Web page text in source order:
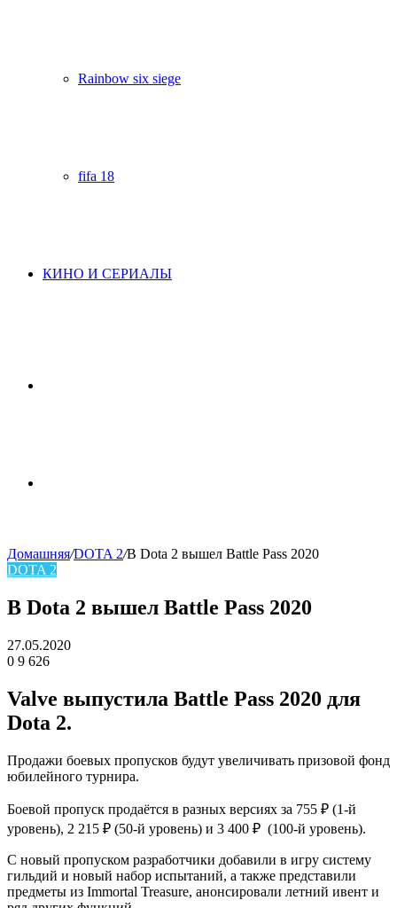
Rainbow six siege
fifa 18
КИНО И СЕРИАЛЫ
skin
Домашняя/DOTA 2/В Dota 2 вышел Battle Pass 2020
DOTA 2
В Dota 2 вышел Battle Pass 2020
27.05.2020
0 9 626
Valve выпустила Battle Pass 2020 для
Dota 2.
Продажи боевых пропусков будут увеличивать призовой фонд
юбилейного турнира.
Боевой пропуск продаётся в разных версиях за 755 ₽ (1-й
уровень), 2 215 ₽ (50-й уровень) и 3 400 ₽ (100-й уровень).
С новый пропуском разработчики добавили в игру систему
гильдий и новый набор испытаний, а также представили
предметы из Immortal Treasure, анонсировали летний ивент и